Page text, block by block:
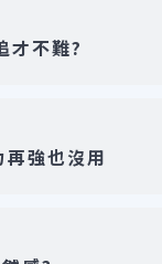
不難?
強也沒用